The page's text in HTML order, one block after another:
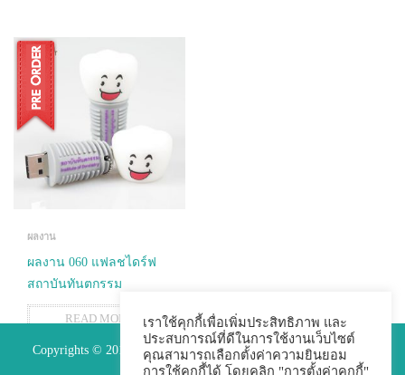
ผลงาน
ผลงาน 060 แฟลชไดร์ฟ
สถาบันทันตกรรม
READ MORE
Copyrights © 2015 Premium Perfect Co.,ltd. All Rights Reserved.
เราใช้คุกกี้เพื่อเพิ่มประสิทธิภาพ และ
ประสบการณ์ที่ดีในการใช้งานเว็บไซต์
คุณสามารถเลือกตั้งค่าความยินยอม
การใช้คุกกี้ได้ โดยคลิก "การตั้งค่าคุกกี้"